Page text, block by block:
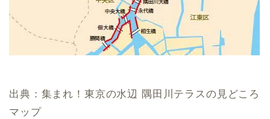
出典：集まれ！東京の水辺 隅田川テラスの見どころ
マップ